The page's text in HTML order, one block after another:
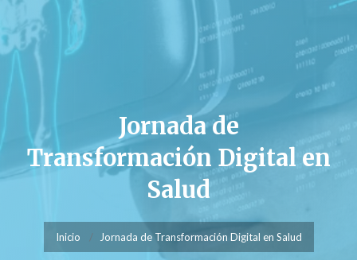
Jornada de
Transformación Digital en
Salud
Inicio Jornada de Transformación Digital en Salud